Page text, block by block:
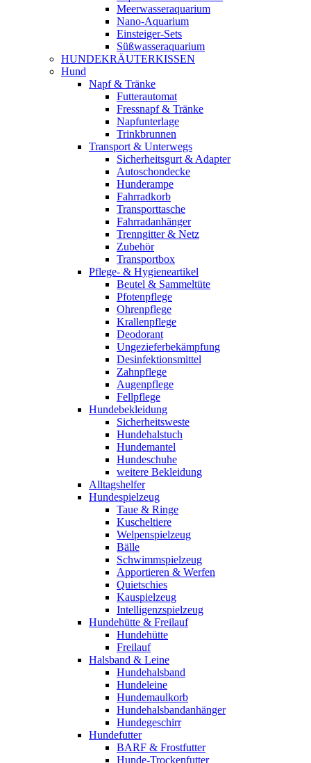
Meerwasseraquarium
Nano-Aquarium
Einsteiger-Sets
Süßwasseraquarium
HUNDEKRÄUTERKISSEN
Hund
Napf & Tränke
Futterautomat
Fressnapf & Tränke
Napfunterlage
Trinkbrunnen
Transport & Unterwegs
Sicherheitsgurt & Adapter
Autoschondecke
Hunderampe
Fahrradkorb
Transporttasche
Fahrradanhänger
Trenngitter & Netz
Zubehör
Transportbox
Pflege- & Hygieneartikel
Beutel & Sammeltüte
Pfotenpflege
Ohrenpflege
Krallenpflege
Deodorant
Ungezieferbekämpfung
Desinfektionsmittel
Zahnpflege
Augenpflege
Fellpflege
Hundebekleidung
Sicherheitsweste
Hundehalstuch
Hundemantel
Hundeschuhe
weitere Bekleidung
Alltagshelfer
Hundespielzeug
Taue & Ringe
Kuscheltiere
Welpenspielzeug
Bälle
Schwimmspielzeug
Apportieren & Werfen
Quietschies
Kauspielzeug
Intelligenzspielzeug
Hundehütte & Freilauf
Hundehütte
Freilauf
Halsband & Leine
Hundehalsband
Hundeleine
Hundemaulkorb
Hundehalsbandanhänger
Hundegeschirr
Hundefutter
BARF & Frostfutter
Hunde-Trockenfutter